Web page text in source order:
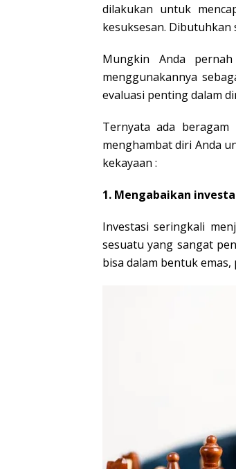
dilakukan untuk
kesuksesan.
Mungkin Anda
menggunakannya
evaluasi penting dalam
Ternyata ada
menghambat diri Anda
kekayaan :
1. Mengabaikan
Investasi seringkali
sesuatu yang sangat
bisa dalam bentuk